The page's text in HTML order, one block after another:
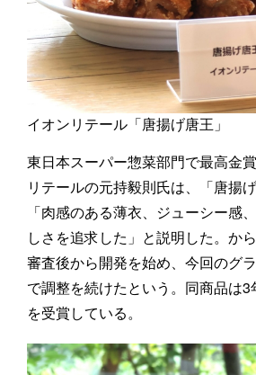
イオンリテール「唐揚げ唐王」
東日本スーパー惣菜部門で最高金
リテールの元持毅則氏は、「唐揚
「肉感のある薄衣、ジューシー感
しさを追求した」と説明した。か
審査後から開発を始め、今回のグ
で調整を続けたという。同商品は
を受賞している。